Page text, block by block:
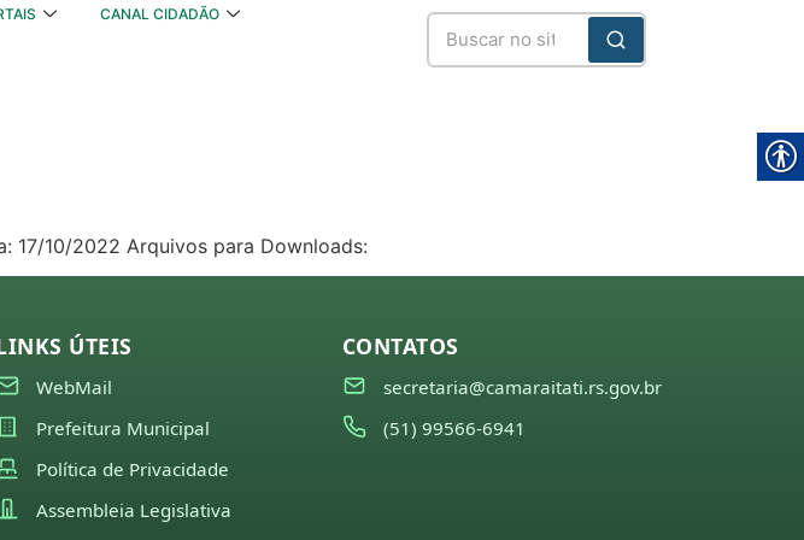
CANAL CIDADÃO
17/10/2022 Arquivos para Downloads:
ÚTEIS
WebMail
Prefeitura Municipal
Política de Privacidade
Assembleia Legislativa
CONTATOS
secretaria@camaraitati.rs.gov.br
(51) 99566-6941